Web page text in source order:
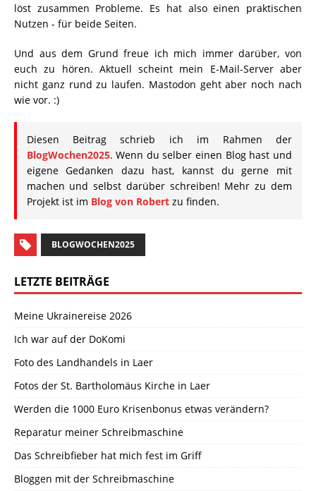
löst zusammen Probleme. Es hat also einen praktischen
Nutzen - für beide Seiten.
Und aus dem Grund freue ich mich immer darüber, von
euch zu hören. Aktuell scheint mein E-Mail-Server aber
nicht ganz rund zu laufen. Mastodon geht aber noch nach
wie vor. :)
Diesen Beitrag schrieb ich im Rahmen der
BlogWochen2025. Wenn du selber einen Blog hast und
eigene Gedanken dazu hast, kannst du gerne mit
machen und selbst darüber schreiben! Mehr zu dem
Projekt ist im Blog von Robertzu finden.
BLOGWOCHEN2025
LETZTE BEITRÄGE
Meine Ukrainereise 2026
Ich war auf der DoKomi
Foto des Landhandels in Laer
Fotos der St. Bartholomäus Kirche in Laer
Werden die 1000 Euro Krisenbonus etwas verändern?
Reparatur meiner Schreibmaschine
Das Schreibfieber hat mich fest im Griff
Bloggen mit der Schreibmaschine